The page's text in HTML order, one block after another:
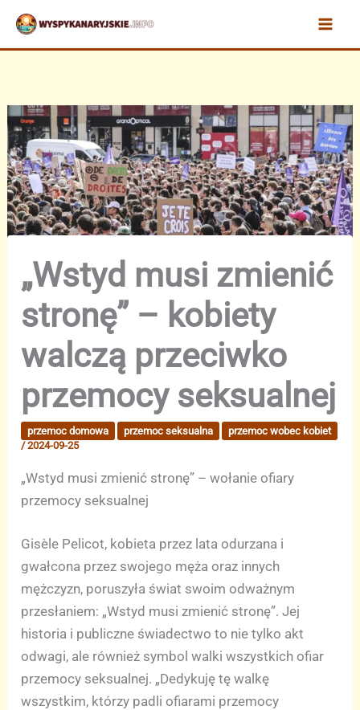
Przejdź
treści
„Wstyd musi zmienić
stronę” – kobiety
walczą przeciwko
przemocy seksualnej
przemoc domowa przemoc seksualna
przemoc wobec kobiet
/2024-09-25
„Wstyd musi zmienić stronę” – wołanie ofiary
przemocy seksualnej
Gisèle Pelicot, kobieta przez lata odurzana i
gwałcona przez swojego męża oraz innych
mężczyzn, poruszyła świat swoim odważnym
przesłaniem: „Wstyd musi zmienić stronę”. Jej
historia i publiczne świadectwo to nie tylko akt
odwagi, ale również symbol walki wszystkich ofiar
przemocy seksualnej. „Dedykuję tę walkę
wszystkim, którzy padli ofiarami przemocy